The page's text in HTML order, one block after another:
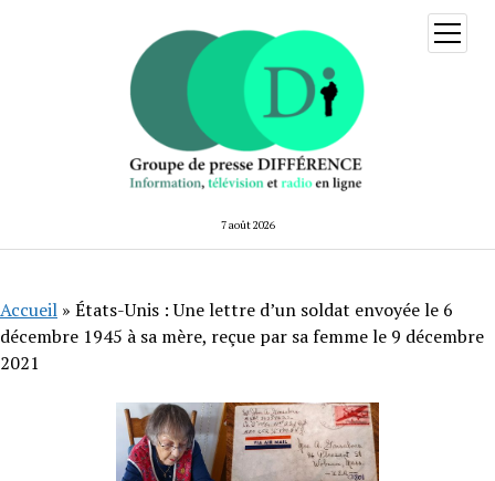
7 août 2026
ouvrir
menu
Accueil » États-Unis : Une lettre d’un soldat envoyée le 6
décembre 1945 à sa mère, reçue par sa femme le 9 décembre
2021